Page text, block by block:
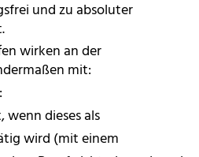
und zu absoluter
wirken an der
mit:
dieses als
wird (mit einem